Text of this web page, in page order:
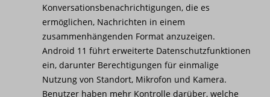
Konversationsbenachrichtigungen, die es
ermöglichen, Nachrichten in einem
zusammenhängenden Format anzuzeigen.
Android 11 führt erweiterte Datenschutzfunktionen
ein, darunter Berechtigungen für einmalige
Nutzung von Standort, Mikrofon und Kamera.
Benutzer haben mehr Kontrolle darüber, welche